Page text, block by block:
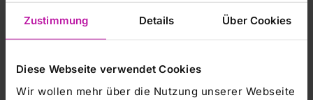
Zustimmung Details Über Cookies
Diese Webseite verwendet Cookies
Wir wollen mehr über die Nutzung unserer Webseite
oder VAD?